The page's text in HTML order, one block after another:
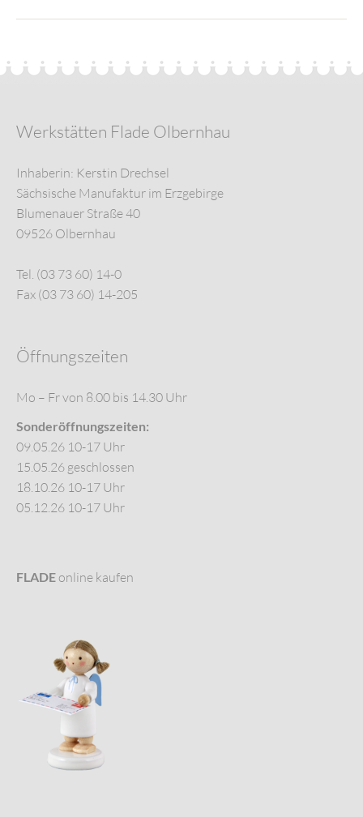
Werkstätten Flade Olbernhau
Inhaberin: Kerstin Drechsel
Sächsische Manufaktur im Erzgebirge
Blumenauer Straße 40
09526 Olbernhau
Tel. (03 73 60) 14-0
Fax (03 73 60) 14-205
Öffnungszeiten
Mo – Fr von 8.00 bis 14.30 Uhr
Sonderöffnungszeiten:
09.05.26 10-17 Uhr
15.05.26 geschlossen
18.10.26 10-17 Uhr
05.12.26 10-17 Uhr
FLADE online kaufen